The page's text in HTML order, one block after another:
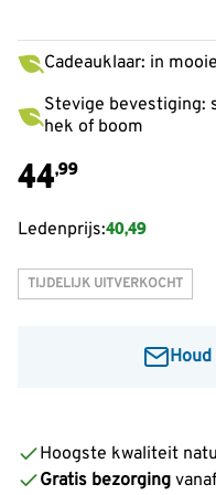
Cadeauklaar: in
Stevige bevestiging:
hek of boom
44,99
Ledenprijs:40,49
TIJDELIJK UITVERKOCHT
wanneer dit product
Hoogste kwaliteit
Gratis bezorging